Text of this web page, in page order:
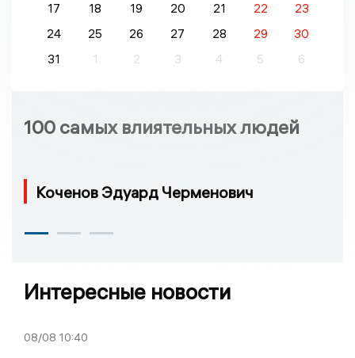
17
18 19 20 21 22
23
24
25 26 27 28 29
30
31
1 2 3 4 5 6
100 самых влиятельных людей
Коченов Эдуард Черменович
Интересные новости
08/08 10:40